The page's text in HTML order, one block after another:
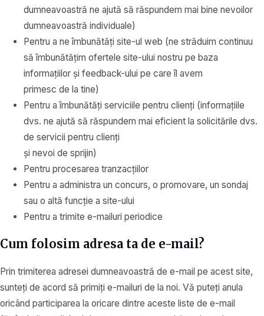
dumneavoastră ne ajută să răspundem mai bine nevoilor
dumneavoastră individuale)
Pentru a ne îmbunătăți site-ul web (ne străduim continuu
să îmbunătățim ofertele site-ului nostru pe baza
informațiilor și feedback-ului pe care îl avem
primesc de la tine)
Pentru a îmbunătăți serviciile pentru clienți (informațiile
dvs. ne ajută să răspundem mai eficient la solicitările dvs.
de servicii pentru clienți
și nevoi de sprijin)
Pentru procesarea tranzacțiilor
Pentru a administra un concurs, o promovare, un sondaj
sau o altă funcție a site-ului
Pentru a trimite e-mailuri periodice
Cum folosim adresa ta de e-mail?
Prin trimiterea adresei dumneavoastră de e-mail pe acest site,
sunteți de acord să primiți e-mailuri de la noi. Vă puteți anula
oricând participarea la oricare dintre aceste liste de e-mail